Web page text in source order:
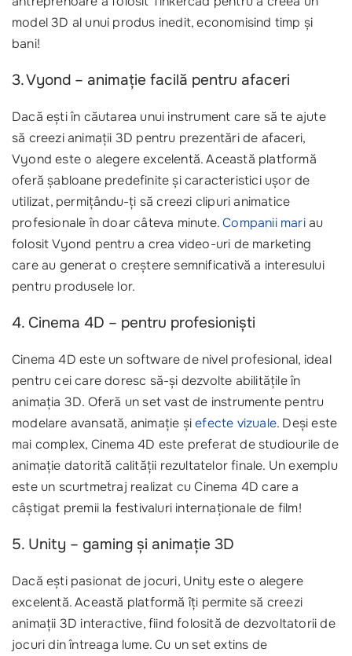
model 3D al unui produs inedit, economisind timp și
bani!
3. Vyond – animație facilă pentru afaceri
Dacă ești în căutarea unui instrument care să te ajute
să creezi animații 3D pentru prezentări de afaceri,
Vyond este o alegere excelentă. Această platformă
oferă șabloane predefinite și caracteristici ușor de
utilizat, permițându-ți să creezi clipuri animatice
profesionale în doar câteva minute.Companii mariau
folosit Vyond pentru a crea video-uri de marketing
care au generat o creștere semnificativă a interesului
pentru produsele lor.
4. Cinema 4D – pentru profesioniști
Cinema 4D este un software de nivel profesional, ideal
pentru cei care doresc să-și dezvolte abilitățile în
animația 3D. Oferă un set vast de instrumente pentru
modelare avansată, animație șiefecte vizuale. Deși este
mai complex, Cinema 4D este preferat de studiourile de
animație datorită calității rezultatelor finale. Un exemplu
este un scurtmetraj realizat cu Cinema 4D care a
câștigat premii la festivaluri internaționale de film!
5. Unity – gaming și animație 3D
Dacă ești pasionat de jocuri, Unity este o alegere
excelentă. Această platformă îți permite să creezi
animații 3D interactive, fiind folosită de dezvoltatorii de
jocuri din întreaga lume. Cu un set extins de